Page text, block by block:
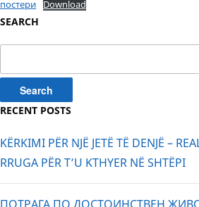
SEARCH
for:
RECENT POSTS
KËRKIMI PËR NJË JETË TË DENJË –
RRUGA PËR T’U KTHYER NË SHTËPI
постери
Download